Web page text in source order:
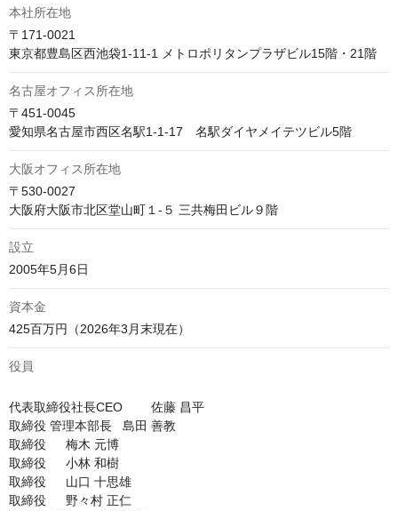
本社所在地
〒171-0021
東京都豊島区西池袋1-11-1 メトロポリタンプラザビル15階・21階
名古屋オフィス所在地
〒451-0045
愛知県名古屋市西区名駅1-1-17　名駅ダイヤメイテツビル5階
大阪オフィス所在地
〒530-0027
大阪府大阪市北区堂山町１-５ 三共梅田ビル９階
設立
2005年5月6日
資本金
役員
代表取締役社長CEO	佐藤 昌平
取締役 管理本部長	島田 善教
取締役	梅木 元博
取締役	小林 和樹
取締役	山口 十思雄
取締役	野々村 正仁